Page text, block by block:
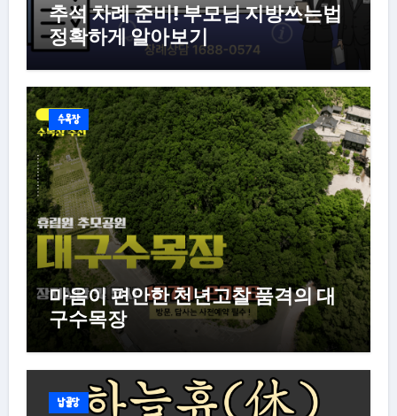
추석 차례 준비! 부모님 지방쓰는법
정확하게 알아보기
수목장
마음이 편안한 천년고찰 품격의 대
구수목장
납골당